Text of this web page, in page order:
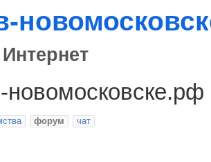
Интернет
новомосковске.рф
форум чат